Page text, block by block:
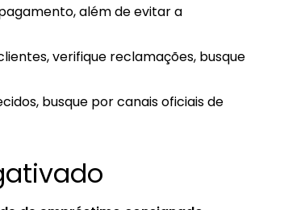
além de evitar a
verifique reclamações, busque
busque por canais oficiais de